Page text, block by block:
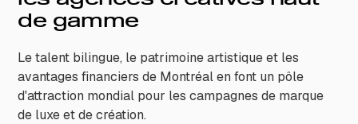
de gamme
Le talent bilingue, le patrimoine artistique et les
avantages financiers de Montréal en font un pôle
d'attraction mondial pour les campagnes de marque
de luxe et de création.